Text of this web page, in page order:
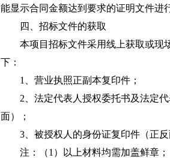
能显示合同金额达到要求的证明文件进
四、招标文件的获取
本项目招标文件采用线上获取或现
下：
1、营业执照正副本复印件；
2、法定代表人授权委托书及法定代
面）；
3、被授权人的身份证复印件（正反
注：（1）以上材料均需加盖鲜章；